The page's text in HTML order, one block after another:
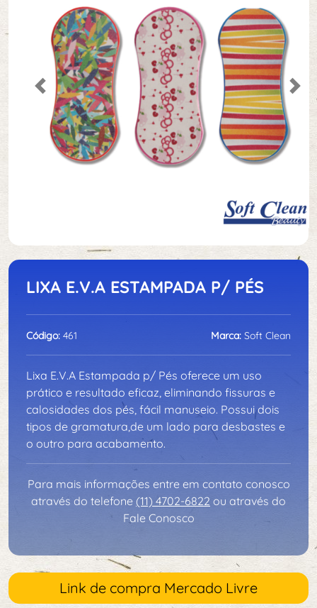
Previous
LIXA E.V.A ESTAMPADA P/ PÉS
Código: 461 Marca: Soft Clean
Lixa E.V.A Estampada p/ Pés oferece um uso
prático e resultado eficaz, eliminando fissuras e
calosidades dos pés, fácil manuseio. Possui dois
tipos de gramatura,de um lado para desbastes e
o outro para acabamento.
Para mais informações entre em contato conosco
através do telefone (11) 4702-6822 ou através do
Fale Conosco
Link de compra Mercado Livre